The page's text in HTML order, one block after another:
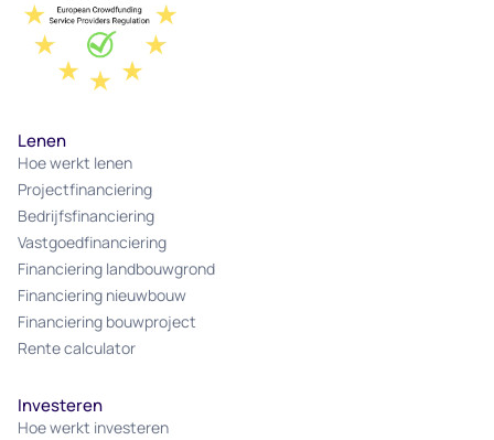
Lenen
Hoe werkt lenen
Projectfinanciering
Bedrijfsfinanciering
Vastgoedfinanciering
Financiering landbouwgrond
Financiering nieuwbouw
Financiering bouwproject
Rente calculator
Investeren
Hoe werkt investeren